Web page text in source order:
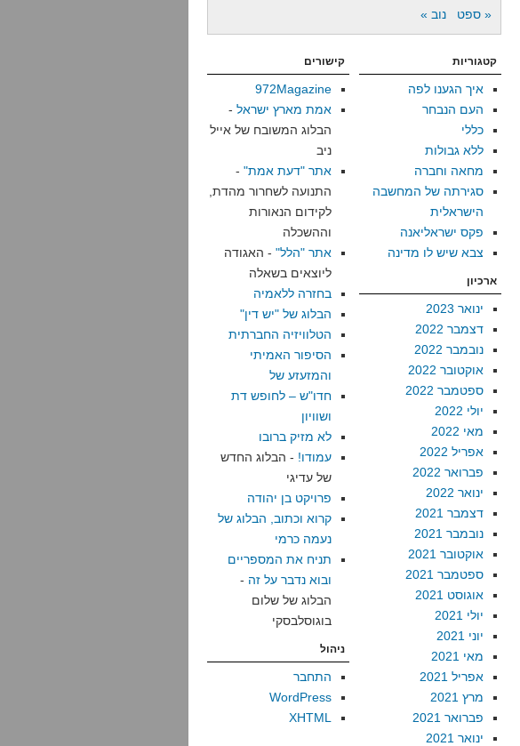
« ספט נוב »
קטגוריות
איך הגענו לפה
העם הנבחר
כללי
ללא גבולות
מחאה וחברה
סגירתה של המחשבה
הישראלית
פקס ישראליאנה
צבא שיש לו מדינה
ארכיון
ינואר 2023
דצמבר 2022
נובמבר 2022
אוקטובר 2022
ספטמבר 2022
יולי 2022
מאי 2022
אפריל 2022
פברואר 2022
ינואר 2022
דצמבר 2021
נובמבר 2021
אוקטובר 2021
ספטמבר 2021
אוגוסט 2021
יולי 2021
יוני 2021
מאי 2021
אפריל 2021
מרץ 2021
פברואר 2021
ינואר 2021
קישורים
972Magazine
אמת מארץ ישראל -
הבלוג המשובח של אייל
ניב
אתר "דעת אמת" -
התנועה לשחרור מהדת,
לקידום הנאורות
וההשכלה
אתר "הלל" - האגודה
ליוצאים בשאלה
בחזרה ללאמיה
הבלוג של "יש דין"
הטלוויזיה החברתית
הסיפור האמיתי
והמזעזע של
חדו"ש – לחופש דת
ושוויון
לא מזיק ברובו
עמודו! - הבלוג החדש
של עדיגי
פרויקט בן יהודה
קרוא וכתוב, הבלוג של
נעמה כרמי
תניח את המספריים
ובוא נדבר על זה -
הבלוג של שלום
בוגוסלבסקי
ניהול
התחבר
WordPress
XHTML